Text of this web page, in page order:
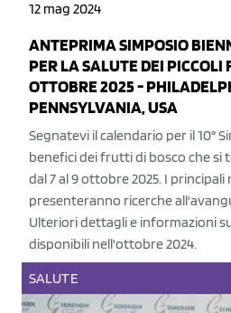
12 mag 2024
ANTEPRIMA SIMPOSIO
PER LA SALUTE DEI PICCOLI
OTTOBRE 2025 -
PENNSYLVANIA, USA
Segnatevi il calendario per il 10°
benefici dei frutti di bosco che si
dal 7 al 9 ottobre 2025. I
presenteranno ricerche
Ulteriori dettagli e informazioni
disponibili nell'ottobre 2024.
SALUTE